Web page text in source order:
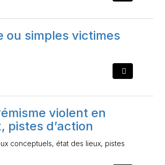
ou simples victimes
violent en
pistes d’action
conceptuels, état des lieux, pistes